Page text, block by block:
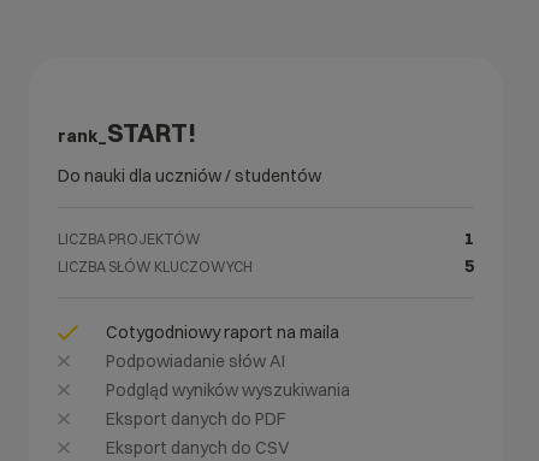
rank_ START!
Do nauki dla uczniów / studentów
LICZBA PROJEKTÓW 1
LICZBA SŁÓW KLUCZOWYCH 5
Cotygodniowy raport na maila
Podpowiadanie słów AI
Podgląd wyników wyszukiwania
Eksport danych do PDF
Eksport danych do CSV